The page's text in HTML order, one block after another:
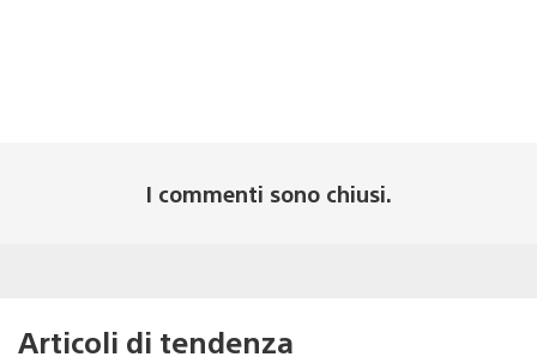
I commenti sono chiusi.
Articoli di tendenza